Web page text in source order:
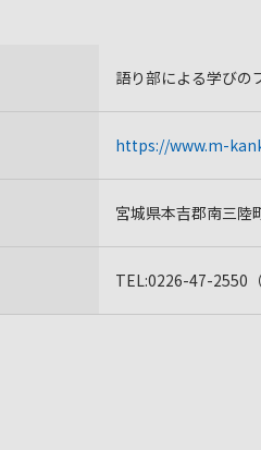
語り部による学びの
https://www.m-
宮城県本吉郡南三陸
TEL:0226-47-2550